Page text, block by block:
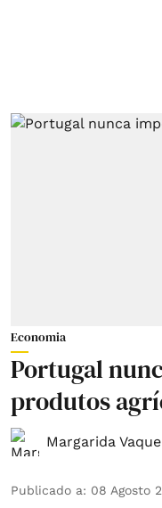
Economia
Portugal
produtos
Margarida
Publicado a: 08 Agosto